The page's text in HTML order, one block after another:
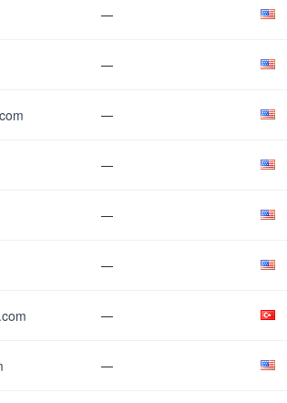
—
—
—
—
—
—
—
—